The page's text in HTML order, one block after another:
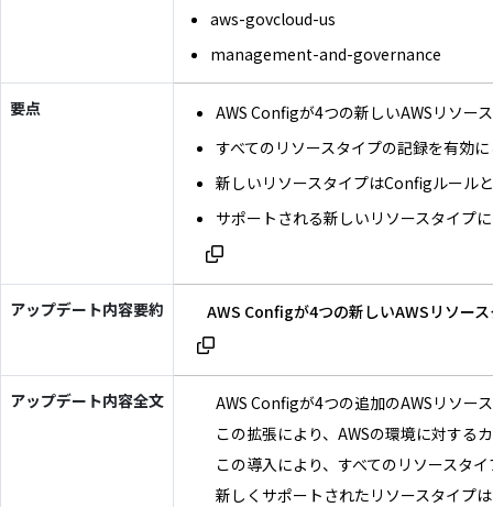
aws-govcloud-us
management-and-governance
要点
AWS Configが4つの新しいAWSリソー
すべてのリソースタイプの記録を有効
新しいリソースタイプはConfigルール
サポートされる新しいリソースタイプ
アップデート内容要約 AWS Configが4つの新しいAWSリソー
アップデート内容全文
AWS Configが4つの追加のAWSリソー
この拡張により、AWSの環境に対する
この導入により、すべてのリソースタ
新しくサポートされたリソースタイプ